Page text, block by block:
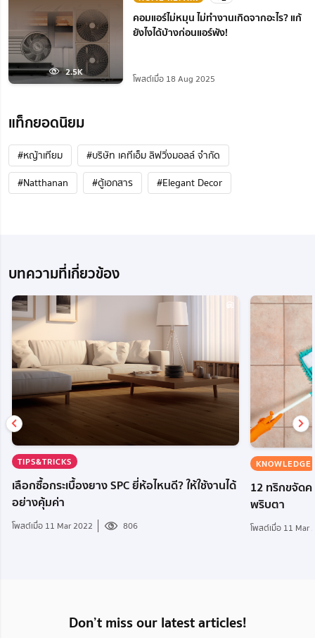
2.5K
คอมแอร์ไม่หมุน ไม่ทํางานเกิดจากอะไร? แก้
ยังไงได้บ้างก่อนแอร์พัง!
โพสต์เมื่อ 18 Aug 2025
แท็กยอดนิยม
#หญ้าเทียม
#บริษัท เคทีเอ็ม ลิฟวิ่งมอลล์ จำกัด
#Natthanan
#ตู้เอกสาร #Elegant Decor
บทความที่เกี่ยวข้อง
TIPS&TRICKS
เลือกซื้อกระเบื้องยาง SPC ยี่ห้อไหนดี? ให้ใช้งานได้
อย่างคุ้มค่า
โพสต์เมื่อ 11 Mar 2022 806
KNOWLEDGE
12 ทริกขจัดค
พริบตา
โพสต์เมื่อ 11 Mar
Don’t miss our latest articles!